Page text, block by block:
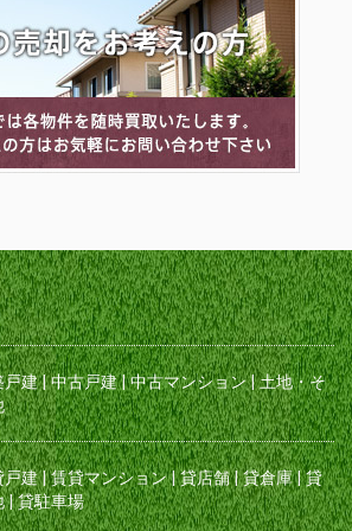
戸建|中古戸建|中古マンション|土地・そ
戸建|賃貸マンション|貸店舗|貸倉庫|貸
|貸駐車場